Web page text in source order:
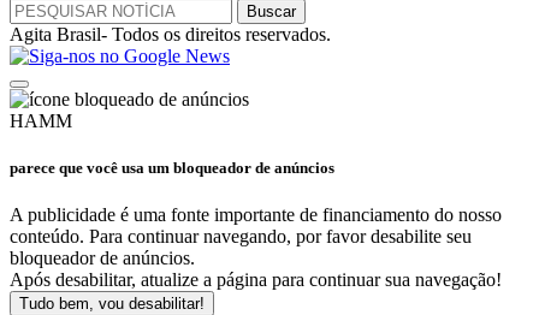
Agita Brasil- Todos os direitos reservados.
HAMM
parece que você usa um bloqueador de anúncios
A publicidade é uma fonte importante de financiamento do nosso
conteúdo. Para continuar navegando, por favor desabilite seu
bloqueador de anúncios.
Após desabilitar, atualize a página para continuar sua navegação!
Tudo bem, vou desabilitar!